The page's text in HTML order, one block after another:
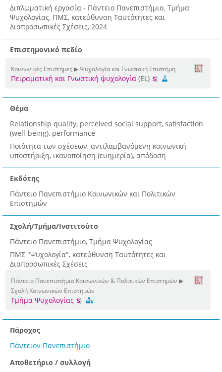
Διπλωματική εργασία - Πάντειο Πανεπιστήμιο. Τμήμα
Ψυχολογίας, ΠΜΣ, κατεύθυνση Ταυτότητες και
Διαπροσωπικές Σχέσεις, 2024
Επιστημονικό πεδίο
Κοινωνικές Επιστήμες ▶ Ψυχολογία και Γνωσιακή Επιστήμη
Πειραματική και Γνωστική ψυχολογία (EL)
Θέμα
Relationship quality, perceived social support, satisfaction
(well-being), performance
Ποιότητα των σχέσεων, αντιλαμβανόμενη κοινωνική
υποστήριξη, ικανοποίηση (ευημερία), απόδοση
Εκδότης
Πάντειο Πανεπιστήμιο Κοινωνικών και Πολιτικών
Επιστημών
Σχολή/Τμήμα/Ινστιτούτο
Πάντειο Πανεπιστήμιο, Τμήμα Ψυχολογίας
ΠΜΣ "Ψυχολογία", κατεύθυνση Ταυτότητες και
Διαπροσωπικές Σχέσεις
Πάντειο Πανεπιστήμιο Κοινωνικών & Πολιτικών Επιστημών ▶
Σχολή Κοινωνικών Επιστημών
Τμήμα Ψυχολογίας
Πάροχος
Πάντειον Πανεπιστήμιο
Αποθετήριο / συλλογή